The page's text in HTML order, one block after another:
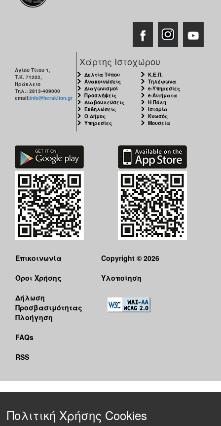
Αγίου Τίτου 1,
Τ.Κ. 71202,
Ηράκλειο
Τηλ.: 2813-409000
email:info@heraklion.gr
Χάρτης Ιστοχώρου
Δελτία Τύπου
Ανακοινώσεις
Διαγωνισμοί
Προσλήψεις
Διαβουλεύσεις
Εκδηλώσεις
Ο Δήμος
Υπηρεσίες
Κ.Ε.Π.
Τηλέφωνα
e-Υπηρεσίες
e-Αιτήματα
Η Πόλη
Ιστορία
Κνωσός
Μουσεία
Επικοινωνία
Όροι Χρήσης
Δήλωση
Προσβασιμότητας
Πλοήγηση
FAQs
RSS
Copyright © 2026
Υλοποίηση
Πολιτική Χρήσης Cookies